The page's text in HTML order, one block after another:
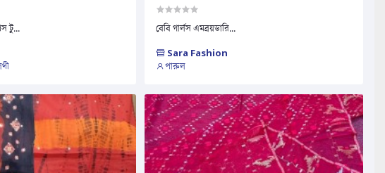
হাতের কাজের ওয়ানপিস টু...
বেবি গার্লস এমব্রয়ডারি...
Sara Fashion
পারুল